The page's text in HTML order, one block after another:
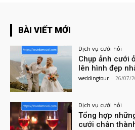
BÀI VIẾT MỚI
Dịch vụ cưới hỏi
Chụp ảnh cưới
lên hình đẹp
weddingtour - 26/07/
Dịch vụ cưới hỏi
Tổng hợp
cưới chân